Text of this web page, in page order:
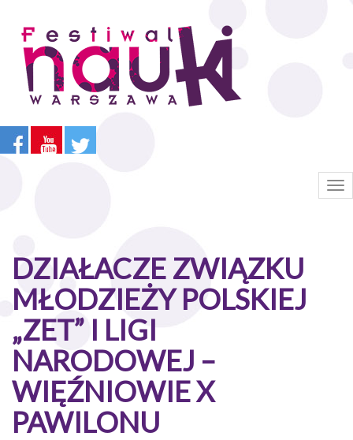
treści
DZIAŁACZE ZWIĄZKU
MŁODZIEŻY POLSKIEJ
„ZET” I LIGI
NARODOWEJ –
WIĘŹNIOWIE X
PAWILONU